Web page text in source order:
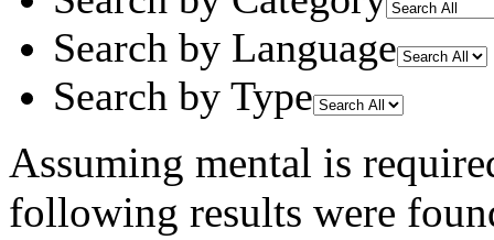
Search by Language
Search by Type
Assuming mental is
following results were